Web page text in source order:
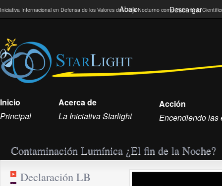
Abajo Descargar
Iniciativa Internacional en Defensa de los Valores del Cielo Nocturno como Patrimonio
Inicio
Principal
Acerca de
La Iniciativa Starlight
Acción
Encendiendo las
Contaminación Lumínica ¿El fin de la Noche?
Declaración LB